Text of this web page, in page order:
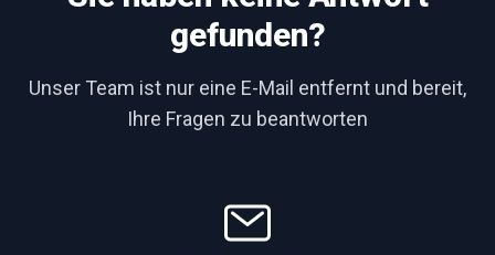
gefunden?
Unser Team ist nur eine E-Mail entfernt und bereit,
Ihre Fragen zu beantworten